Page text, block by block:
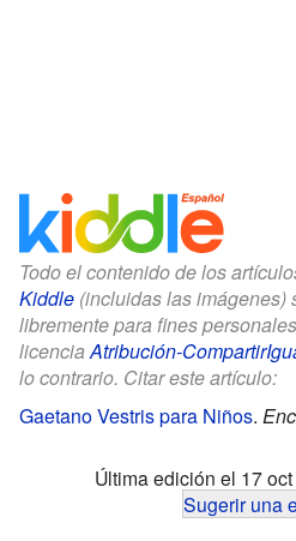
Todo el contenido de los
Kiddle (incluidas las imágenes)
libremente para fines
licenciaAtribución-
lo contrario. Citar este artículo:
Gaetano Vestris para Niños.
Última edición el 17
Sugerir una